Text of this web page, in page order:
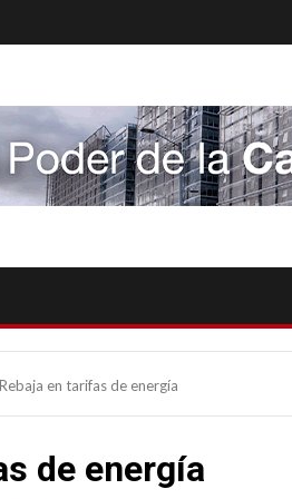
Rebaja en tarifas de energía
de energía